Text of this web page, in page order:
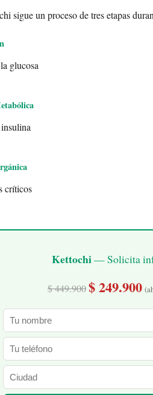
sigue un proceso de tres etapas
glucosa
críticos
Kettochi— Solicita
$ 449.900$ 249.900